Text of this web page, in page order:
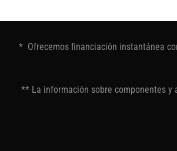
* Ofrecemos financiación instantánea
** La información sobre componentes